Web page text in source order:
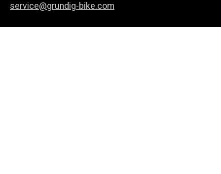
Abonnez-vous pour rester informé des dernières nouvelles, des
offres spéciales et des conseils sur les vélos électriques.
service@grundig-bike.com